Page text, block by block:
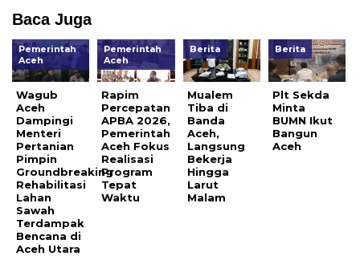
Baca Juga
Pemerintah
Aceh
Wagub
Aceh
Dampingi
Menteri
Pertanian
Pimpin
Groundbreaking
Rehabilitasi
Lahan
Sawah
Terdampak
Bencana di
Aceh Utara
Pemerintah
Aceh
Rapim
Percepatan
APBA 2026,
Pemerintah
Aceh Fokus
Realisasi
Program
Tepat
Waktu
Berita
Mualem
Tiba di
Banda
Aceh,
Langsung
Bekerja
Hingga
Larut
Malam
Berita
Plt Sekda
Minta
BUMN Ikut
Bangun
Aceh